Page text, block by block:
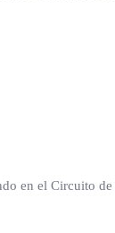
en el Circuito